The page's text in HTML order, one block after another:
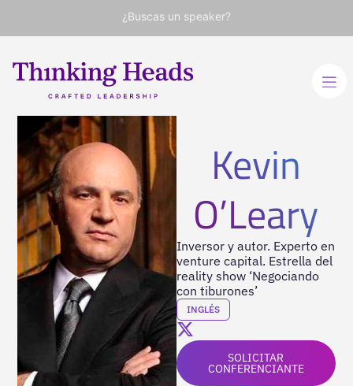
¿Buscas un speaker?
Kevin
O’Leary
Inversor y autor. Experto en
venture capital. Estrella del
reality show ‘Negociando
con tiburones’
INGLÉS
SOLICITAR
CONFERENCIANTE